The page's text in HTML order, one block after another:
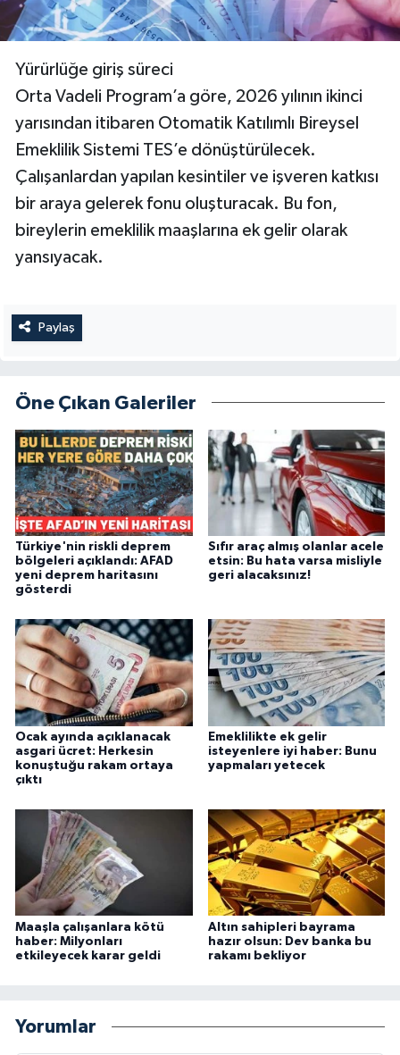
Yürürlüğe giriş süreci
Orta Vadeli Program’a göre, 2026 yılının ikinci
yarısından itibaren Otomatik Katılımlı Bireysel
Emeklilik Sistemi TES’e dönüştürülecek.
Çalışanlardan yapılan kesintiler ve işveren katkısı
bir araya gelerek fonu oluşturacak. Bu fon,
bireylerin emeklilik maaşlarına ek gelir olarak
yansıyacak.
Paylaş
Öne Çıkan Galeriler
Türkiye'nin riskli deprem
bölgeleri açıklandı: AFAD
yeni deprem haritasını
gösterdi
Sıfır araç almış olanlar acele
etsin: Bu hata varsa misliyle
geri alacaksınız!
Ocak ayında açıklanacak
asgari ücret: Herkesin
konuştuğu rakam ortaya
çıktı
Emeklilikte ek gelir
isteyenlere iyi haber: Bunu
yapmaları yetecek
Maaşla çalışanlara kötü
haber: Milyonları
etkileyecek karar geldi
Altın sahipleri bayrama
hazır olsun: Dev banka bu
rakamı bekliyor
Yorumlar